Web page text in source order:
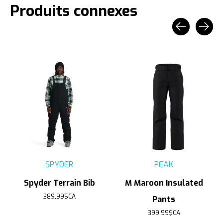
Produits connexes
SPYDER
Spyder Terrain Bib
389,99$CA
PEAK
M Maroon Insulated
Pants
399,99$CA